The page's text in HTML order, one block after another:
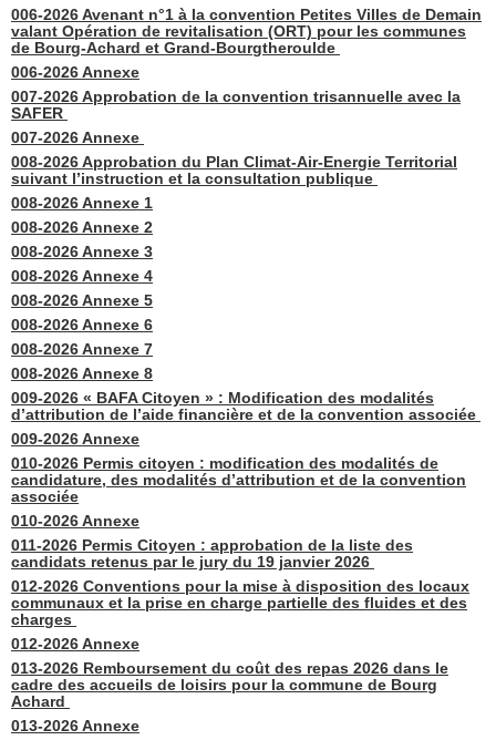
006-2026 Avenant n°1 à la convention Petites Villes de Demain
valant Opération de revitalisation (ORT) pour les communes
de Bourg-Achard et Grand-Bourgtheroulde
006-2026 Annexe
007-2026 Approbation de la convention trisannuelle avec la
SAFER
007-2026 Annexe
008-2026 Approbation du Plan Climat-Air-Energie Territorial
suivant l’instruction et la consultation publique
008-2026 Annexe 1
008-2026 Annexe 2
008-2026 Annexe 3
008-2026 Annexe 4
008-2026 Annexe 5
008-2026 Annexe 6
008-2026 Annexe 7
008-2026 Annexe 8
009-2026 « BAFA Citoyen » : Modification des modalités
d’attribution de l’aide financière et de la convention associée
009-2026 Annexe
010-2026 Permis citoyen : modification des modalités de
candidature, des modalités d’attribution et de la convention
associée
010-2026 Annexe
011-2026 Permis Citoyen : approbation de la liste des
candidats retenus par le jury du 19 janvier 2026
012-2026 Conventions pour la mise à disposition des locaux
communaux et la prise en charge partielle des fluides et des
charges
012-2026 Annexe
013-2026 Remboursement du coût des repas 2026 dans le
cadre des accueils de loisirs pour la commune de Bourg
Achard
013-2026 Annexe